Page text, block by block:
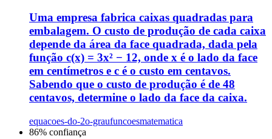
Uma empresa fabrica caixas quadradas para
embalagem. O custo de produção de cada caixa
depende da área da face quadrada, dada pela
função c(x) = 3x² − 12, onde x é o lado da face
em centímetros e c é o custo em centavos.
Sabendo que o custo de produção é de 48
centavos, determine o lado da face da caixa.
equacoes-do-2o-graufuncoesmatematica
86% confiança